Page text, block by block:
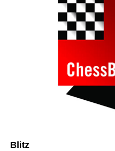
Blitz